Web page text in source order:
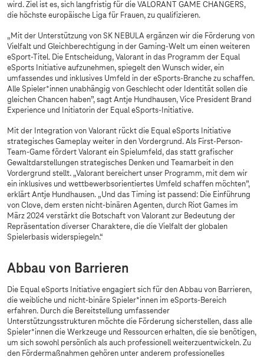
wird. Ziel ist es, sich langfristig für die VALORANT GAME CHANGERS,
die höchste europäische Liga für Frauen, zu qualifizieren.
„Mit der Unterstützung von SK NEBULA ergänzen wir die Förderung von
Vielfalt und Gleichberechtigung in der Gaming-Welt um einen weiteren
eSport-Titel. Die Entscheidung, Valorant in das Programm der Equal
eSports Initiative aufzunehmen, spiegelt den Wunsch wider, ein
umfassendes und inklusives Umfeld in der eSports-Branche zu schaffen.
Alle Spieler*innen unabhängig von Geschlecht oder Identität sollen die
gleichen Chancen haben”, sagt Antje Hundhausen, Vice President Brand
Experience und Initiatorin der Equal eSports-Initiative.
Mit der Integration von Valorant rückt die Equal eSports Initiative
strategisches Gameplay weiter in den Vordergrund. Als First-Person-
Team-Game fördert Valorant ein Spielumfeld, das statt grafischer
Gewaltdarstellungen strategisches Denken und Teamarbeit in den
Vordergrund stellt. „Valorant bereichert unser Programm, mit dem wir
ein inklusives und wettbewerbsorientiertes Umfeld schaffen möchten”,
erklärt Antje Hundhausen. „Und das Timing ist passend: Die Einführung
von Clove, dem ersten nicht-binären Agenten, durch Riot Games im
März 2024 verstärkt die Botschaft von Valorant zur Bedeutung der
Repräsentation diverser Charaktere, die die Vielfalt der globalen
Spielerbasis widerspiegeln.“
Abbau von Barrieren
Die Equal eSports Initiative engagiert sich für den Abbau von Barrieren,
die weibliche und nicht-binäre Spieler*innen im eSports-Bereich
erfahren. Durch die Bereitstellung umfassender
Unterstützungsstrukturen möchte die Förderung sicherstellen, dass alle
Spieler*innen die Werkzeuge und Ressourcen erhalten, die sie benötigen,
um sich sowohl persönlich als auch professionell weiterzuentwickeln. Zu
den Fördermaßnahmen gehören unter anderem professionelles